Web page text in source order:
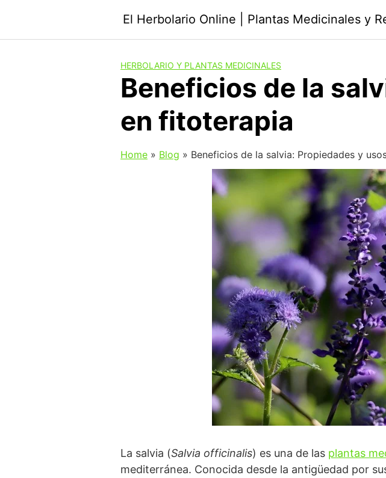
El Herbolario Online | Plantas Medicinales y
HERBOLARIO Y PLANTAS MEDICINALES
Beneficios de la
en fitoterapia
Home » Blog » Beneficios de la salvia: Propiedades y
La salvia (Salvia officinalis) es una de las plantas
mediterránea. Conocida desde la antigüedad por